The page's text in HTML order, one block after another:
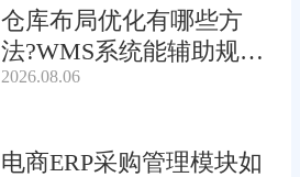
仓库布局优化有哪些方
法?WMS系统能辅助规划
吗?
2026.08.06
电商ERP采购管理模块如